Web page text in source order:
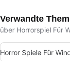
Verwandte
über Horrorspiel Für
Horror Spiele Für